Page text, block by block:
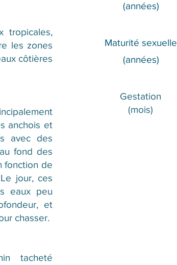
tropicales,
les zones
côtières
anchois et
avec des
fond des
fonction de
jour, ces
eaux peu
et
chasser.
tacheté
(années)
Maturité sexuelle
(années)
Gestation
(mois)